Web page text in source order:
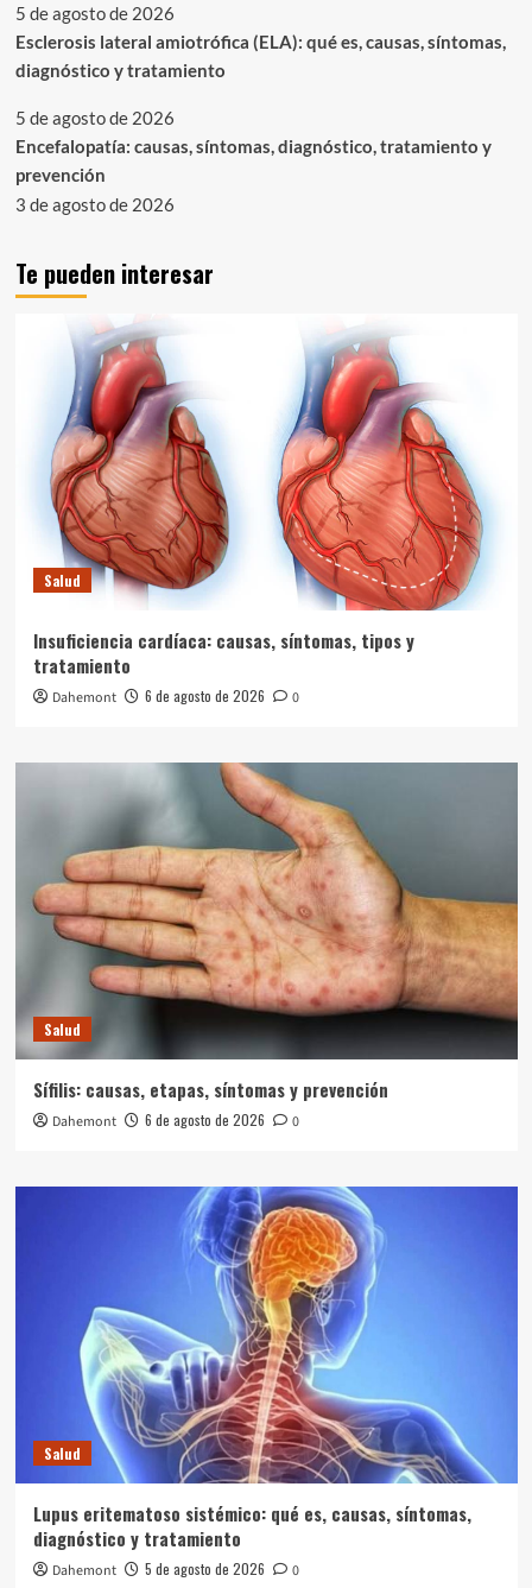
5 de agosto de 2026
Esclerosis lateral amiotrófica (ELA): qué es, causas, síntomas,
diagnóstico y tratamiento
5 de agosto de 2026
Encefalopatía: causas, síntomas, diagnóstico, tratamiento y
prevención
3 de agosto de 2026
Te pueden interesar
Salud
Insuficiencia cardíaca: causas, síntomas, tipos y
tratamiento
Dahemont 6 de agosto de 2026 0
Salud
Sífilis: causas, etapas, síntomas y prevención
Dahemont 6 de agosto de 2026 0
Salud
Lupus eritematoso sistémico: qué es, causas, síntomas,
diagnóstico y tratamiento
Dahemont 5 de agosto de 2026 0